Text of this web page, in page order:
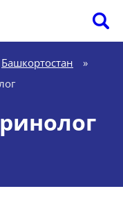
Башкортостан
»